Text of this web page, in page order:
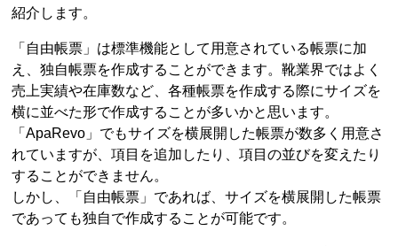
紹介します。
「自由帳票」は標準機能として用意されている帳票に加
え、独自帳票を作成することができます。靴業界ではよく
売上実績や在庫数など、各種帳票を作成する際にサイズを
横に並べた形で作成することが多いかと思います。
「ApaRevo」でもサイズを横展開した帳票が数多く用意さ
れていますが、項目を追加したり、項目の並びを変えたり
することができません。
しかし、「自由帳票」であれば、サイズを横展開した帳票
であっても独自で作成することが可能です。